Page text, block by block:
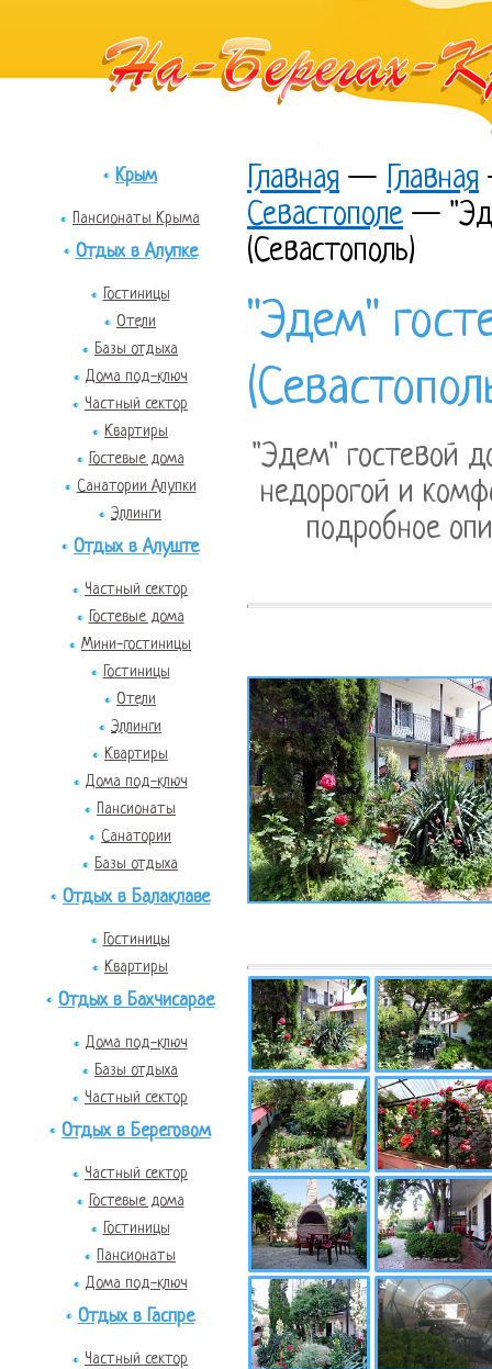
Крым
Пансионаты Крыма
Отдых в Алупке
Гостиницы
Отели
Базы отдыха
Дома под-ключ
Частный сектор
Квартиры
Гостевые дома
Санатории Алупки
Эллинги
Отдых в Алуште
Частный сектор
Гостевые дома
Мини-гостиницы
Гостиницы
Отели
Эллинги
Квартиры
Дома под-ключ
Пансионаты
Санатории
Базы отдыха
Отдых в Балаклаве
Гостиницы
Квартиры
Отдых в Бахчисарае
Дома под-ключ
Базы отдыха
Частный сектор
Отдых в Береговом
Частный сектор
Гостевые дома
Гостиницы
Пансионаты
Дома под-ключ
Отдых в Гаспре
Частный сектор
Главная — Главная
Севастополе —
(Севастополь)
"Эдем"
"Эдем" гостевой
недорогой и
подробное